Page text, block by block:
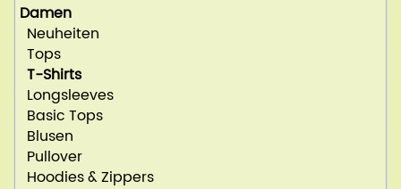
Damen
Neuheiten
Tops
T-Shirts
Longsleeves
Basic Tops
Blusen
Pullover
Hoodies & Zippers